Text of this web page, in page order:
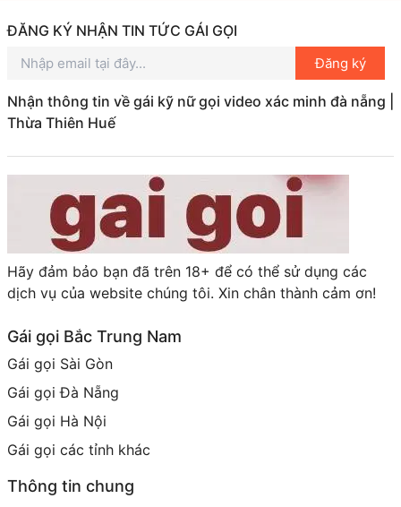
ĐĂNG KÝ NHẬN TIN TỨC GÁI GỌI
Đăng ký
Nhận thông tin về gái kỹ nữ gọi video xác minh đà nẵng |
Thừa Thiên Huế
Hãy đảm bảo bạn đã trên 18+ để có thể sử dụng các
dịch vụ của website chúng tôi. Xin chân thành cảm ơn!
Gái gọi Bắc Trung Nam
Gái gọi Sài Gòn
Gái gọi Đà Nẵng
Gái gọi Hà Nội
Gái gọi các tỉnh khác
Thông tin chung